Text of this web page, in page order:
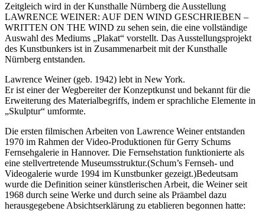
Zeitgleich wird in der Kunsthalle Nürnberg die Ausstellung
LAWRENCE WEINER: AUF DEN WIND GESCHRIEBEN –
WRITTEN ON THE WIND zu sehen sein, die eine vollständige
Auswahl des Mediums „Plakat“ vorstellt. Das Ausstellungsprojekt
des Kunstbunkers ist in Zusammenarbeit mit der Kunsthalle
Nürnberg entstanden.
Lawrence Weiner (geb. 1942) lebt in New York.
Er ist einer der Wegbereiter der Konzeptkunst und bekannt für die
Erweiterung des Materialbegriffs, indem er sprachliche Elemente in
„Skulptur“ umformte.
Die ersten filmischen Arbeiten von Lawrence Weiner entstanden
1970 im Rahmen der Video-Produktionen für Gerry Schums
Fernsehgalerie in Hannover. Die Fernsehstation funktionierte als
eine stellvertretende Museumsstruktur.(Schum’s Fernseh- und
Videogalerie wurde 1994 im Kunstbunker gezeigt.)Bedeutsam
wurde die Definition seiner künstlerischen Arbeit, die Weiner seit
1968 durch seine Werke und durch seine als Präambel dazu
herausgegebene Absichtserklärung zu etablieren begonnen hatte: